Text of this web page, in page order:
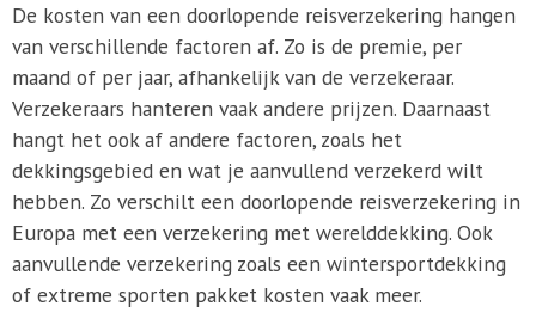
De kosten van een doorlopende reisverzekering hangen
van verschillende factoren af. Zo is de premie, per
maand of per jaar, afhankelijk van de verzekeraar.
Verzekeraars hanteren vaak andere prijzen. Daarnaast
hangt het ook af andere factoren, zoals het
dekkingsgebied en wat je aanvullend verzekerd wilt
hebben. Zo verschilt een doorlopende reisverzekering in
Europa met een verzekering met werelddekking. Ook
aanvullende verzekering zoals een wintersportdekking
of extreme sporten pakket kosten vaak meer.